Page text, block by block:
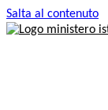
Salta al contenuto